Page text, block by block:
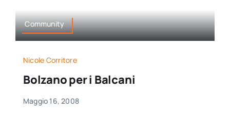
Community
Nicole Corritore
Bolzano per i Balcani
Maggio 16, 2008